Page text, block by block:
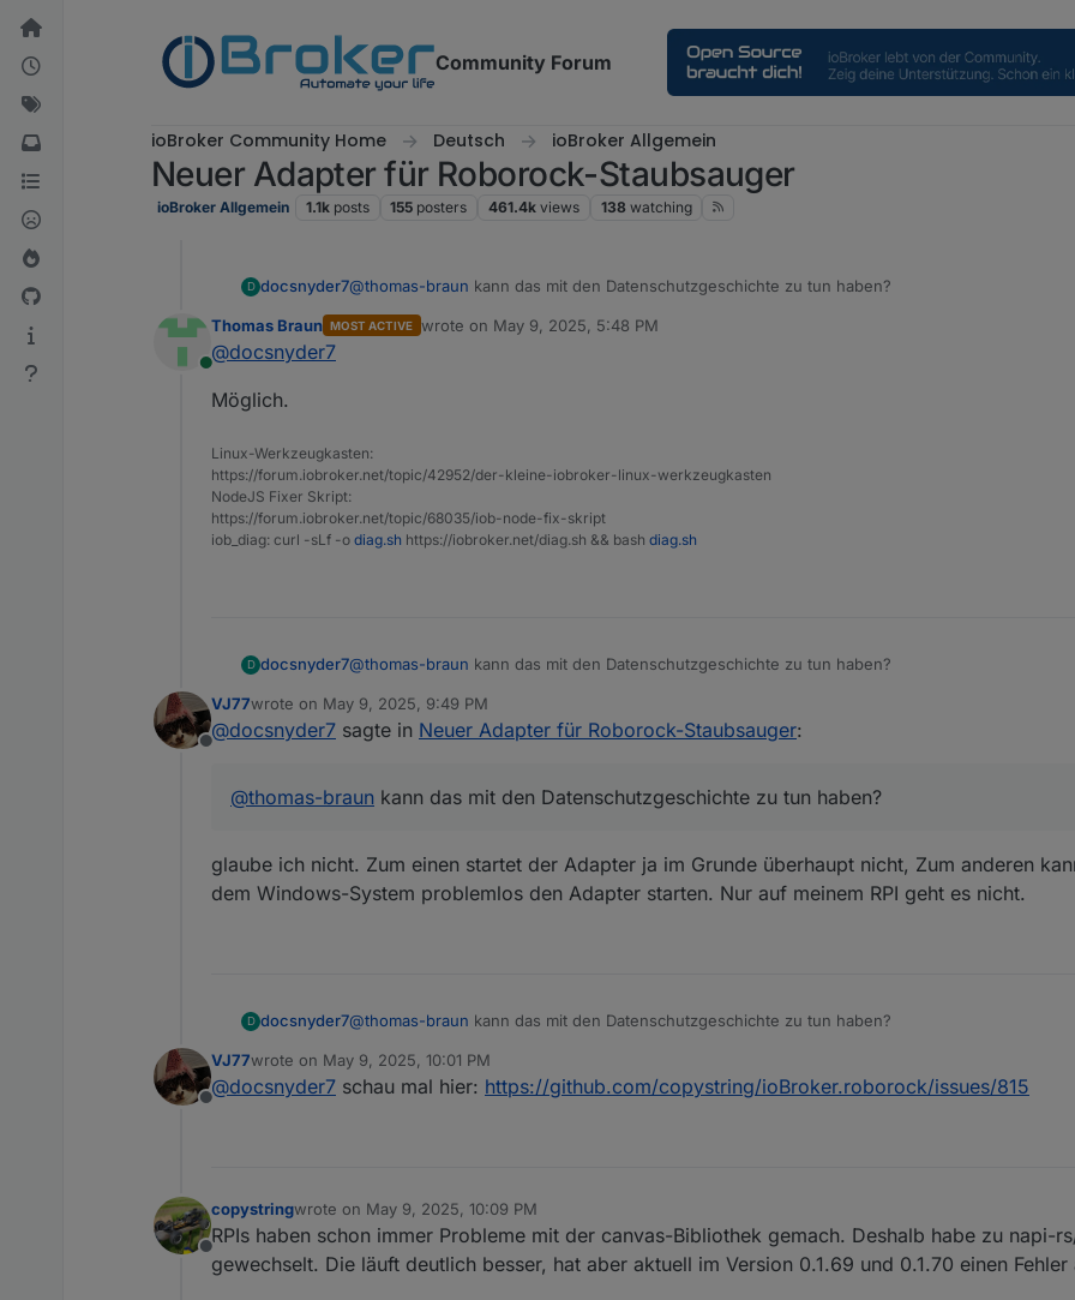
Skip to content
Community Forum
ioBroker Community Home Deutsch ioBroker Allgemein
Neuer Adapter für Roborock-Staubsauger
ioBroker Allgemein 1.1k posts 155 posters 461.4k views 138 watching
D docsnyder7@thomas-braun kann das mit den Datenschutzgeschichte zu tun haben?
Online
Thomas Braun MOST ACTIVE wrote on May 9, 2025, 5:48 PM
last edited by
@docsnyder7
Möglich.
Linux-Werkzeugkasten:
https://forum.iobroker.net/topic/42952/der-kleine-iobroker-linux-werkzeugkasten
NodeJS Fixer Skript:
https://forum.iobroker.net/topic/68035/iob-node-fix-skript
iob_diag: curl -sLf -o diag.sh https://iobroker.net/diag.sh && bash diag.sh
D docsnyder7@thomas-braun kann das mit den Datenschutzgeschichte zu tun haben?
Offline
VJ77wrote on May 9, 2025, 9:49 PM
last edited by
@docsnyder7 sagte in Neuer Adapter für Roborock-Staubsauger:
@thomas-braun kann das mit den Datenschutzgeschichte zu tun haben?
glaube ich nicht. Zum einen startet der Adapter ja im Grunde überhaupt nicht, Zum anderen
dem Windows-System problemlos den Adapter starten. Nur auf meinem RPI geht es nicht.
D docsnyder7@thomas-braun kann das mit den Datenschutzgeschichte zu tun haben?
Offline
VJ77wrote on May 9, 2025, 10:01 PM
last edited by
@docsnyder7 schau mal hier: https://github.com/copystring/ioBroker.roborock/issues/815
Offline
copystringwrote on May 9, 2025, 10:09 PM
last edited by
RPIs haben schon immer Probleme mit der canvas-Bibliothek gemach. Deshalb habe zu napi-
gewechselt. Die läuft deutlich besser, hat aber aktuell im Version 0.1.69 und 0.1.70 einen Fehler